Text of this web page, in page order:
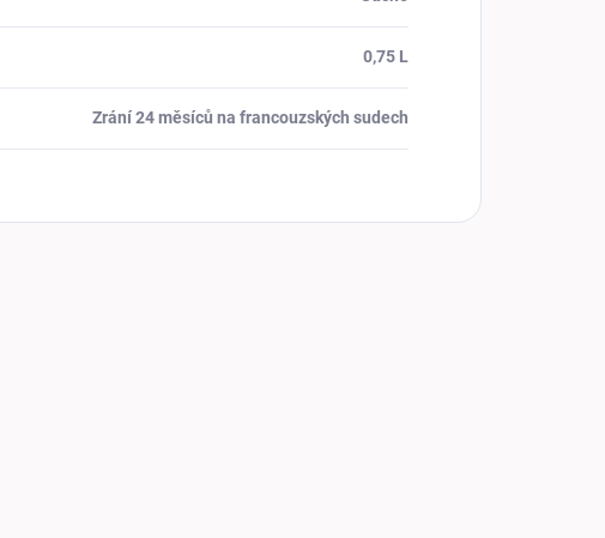
0,75 L
Zrání 24 měsíců na francouzských sudech